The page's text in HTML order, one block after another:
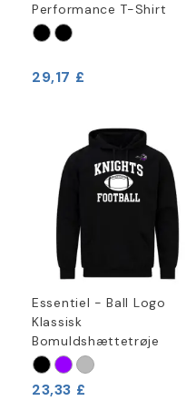
Performance T-Shirt
29,17 £
Essentiel - Ball Logo
Klassisk
Bomuldshættetrøje
23,33 £